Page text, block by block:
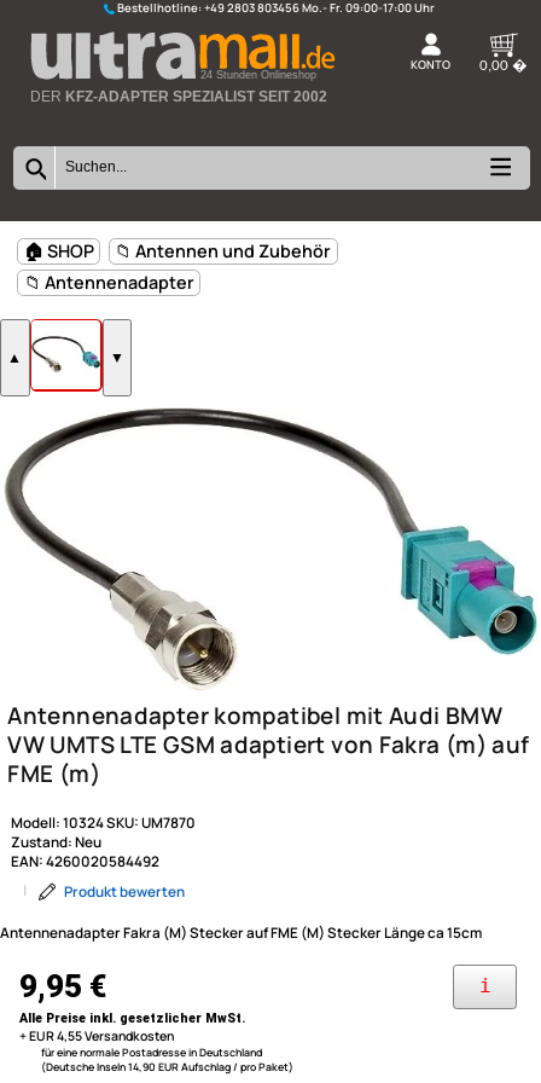
Bestellhotline:+49 2803 803456
24 Stunden Onlineshop
🏠 SHOP
📁 Antennen und Zubehör
📁 Antennenadapter
▲ ▼
Antennenadapter Fakra (M) Stecker auf FME (M) Stecker Länge ca 15cm
Zustand:Neu
|
Produkt bewerten